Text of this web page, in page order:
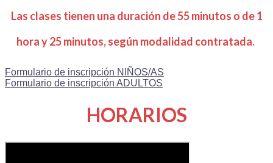
Las clases tienen una duración de 55 minutos o de 1
hora y 25 minutos, según modalidad contratada.
Formulario de inscripción NIÑOS/AS
Formulario de inscripción ADULTOS
HORARIOS